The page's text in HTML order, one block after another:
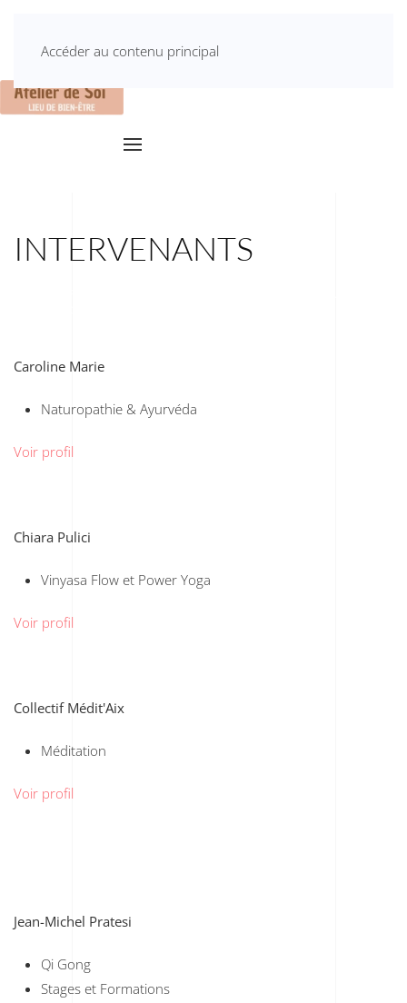
Accéder au contenu principal
Atelier
pratiques
INTERVENANTS
Caroline Marie
Naturopathie & Ayurvéda
Voir profil
Chiara Pulici
Vinyasa Flow et Power Yoga
Voir profil
Collectif Médit'Aix
Méditation
Voir profil
Jean-Michel Pratesi
Qi Gong
Stages et Formations